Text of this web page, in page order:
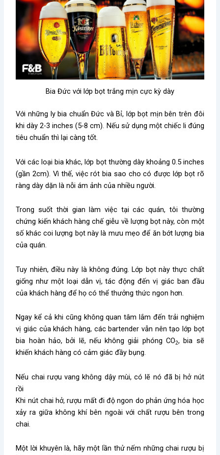
Bia Đức với lớp bọt trắng mịn cực kỳ dày
Với những ly bia chuẩn Đức và Bỉ, lớp bọt mịn bên trên đôi
khi dày 2-3 inches (5-8 cm). Nếu sử dụng một chiếc li đúng
tiêu chuẩn thì lại càng tốt.
Với các loại bia khác, lớp bọt thường dày khoảng 0.5 inches
(gần 2cm). Vì thế, việc rót bia sao cho có được lớp bọt rõ
ràng dày dặn là nỗi ám ảnh của nhiều người.
Trong suốt thời gian làm việc tại các quán, tôi thường
chứng kiến khách hàng chế giễu về lượng bọt này, còn một
số khác coi lượng bọt này là mưu mẹo để ăn bớt lượng bia
của quán.
Tuy nhiên, điều này là không đúng. Lớp bọt này thực chất
giống như một loại dẫn vị, tác động đến vị giác ban đầu
của khách hàng để họ có thể thưởng thức ngon hơn.
Ngay kể cả khi cũng không quan tâm lắm đến trải nghiệm
vị giác của khách hàng, các bartender vẫn nên tạo lớp bọt
bia hoàn hảo, bởi lẽ, nếu không giải phóng CO2, bia sẽ
khiến khách hàng có cảm giác đầy bụng.
Nếu chai rượu vang không dậy mùi, có lẽ nó đã bị hở nút
rồi
Khi nút chai hở, rượu mất đi độ ngon do phản ứng hóa học
xảy ra giữa không khí bên ngoài với chất rượu bên trong
chai.
Một lời khuyên là, hãy một lần thử nếm những chai rượu bị